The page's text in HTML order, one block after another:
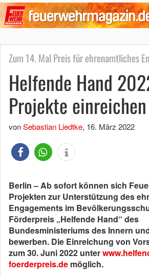
Zum 14. Mal Preis für ehrenamtliches
Helfende Hand
Projekte einreichen
vonSebastian Liedtke, 16. März 2022
Berlin – Ab sofort können sich
Projekten zur Unterstützung des
Engagements im
Förderpreis „Helfende Hand“ des
Bundesministeriums des Innern
bewerben. Die Einreichung von
zum 30. Juni 2022 unter
foerderpreis.de möglich.